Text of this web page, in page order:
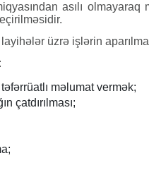
asılı
üzrə işlərin
məlumat vermək;
çatdırılması;